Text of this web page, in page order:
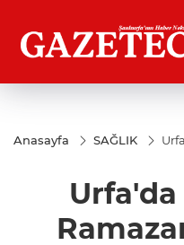
Anasayfa SAĞLIK
Urfa'da